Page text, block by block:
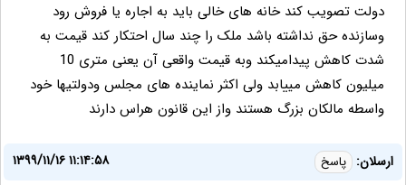
دولت تصویب کند خانه های خالی باید به اجاره یا فروش رود
وسازنده حق نداشته باشد ملک را چند سال احتکار کند قیمت به
شدت کاهش پیدامیکند وبه قیمت واقعی آن یعنی متری 10
میلیون کاهش مییابد ولی اکثر نماینده های مجلس ودولتیها خود
واسطه مالکان بزرگ هستند واز این قانون هراس دارند
ارسلان: پاسخ
۱۳۹۹/۱۱/۱۶ ۱۱:۱۴:۵۸